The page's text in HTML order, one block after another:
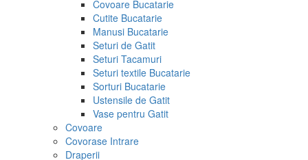
Covoare Bucatarie
Cutite Bucatarie
Manusi Bucatarie
Seturi de Gatit
Seturi Tacamuri
Seturi textile Bucatarie
Sorturi Bucatarie
Ustensile de Gatit
Vase pentru Gatit
Covoare
Covorase Intrare
Draperii